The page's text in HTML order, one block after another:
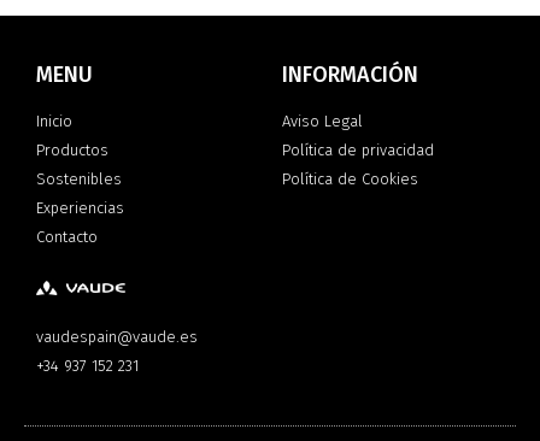
MENU
Inicio
Productos
Sostenibles
Experiencias
Contacto
INFORMACIÓN
Aviso Legal
Política de privacidad
Política de Cookies
vaudespain@vaude.es
+34 937 152 231